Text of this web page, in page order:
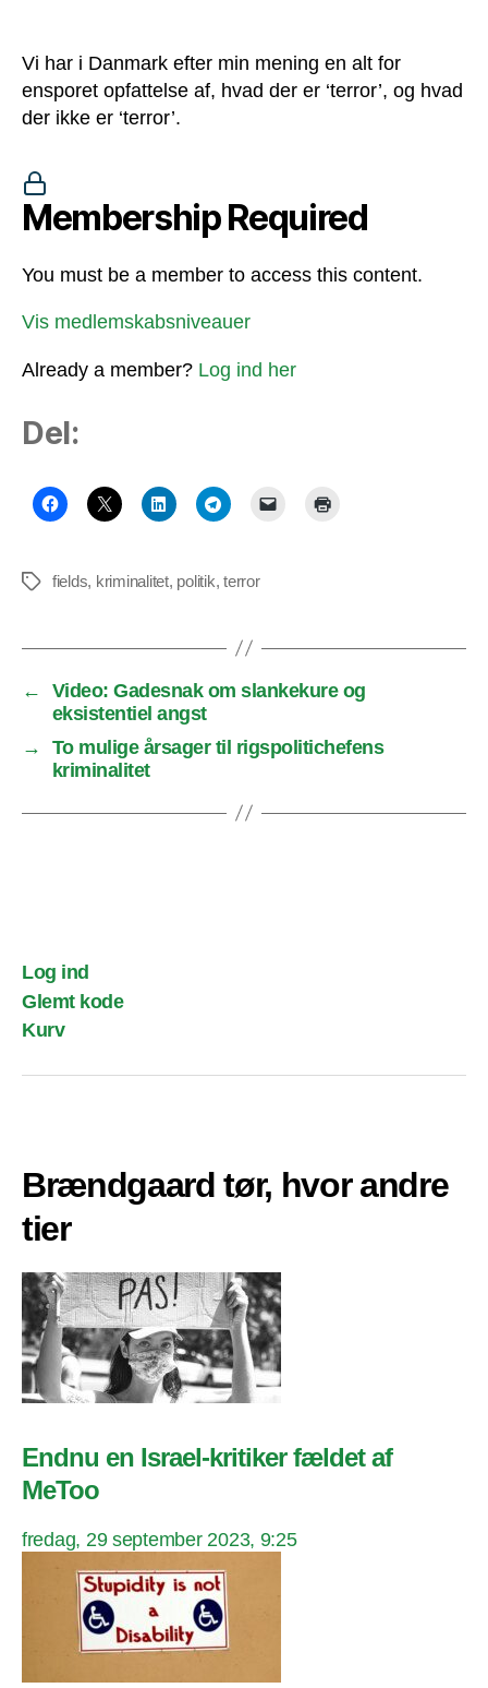
Vi har i Danmark efter min mening en alt for
ensporet opfattelse af, hvad der er ‘terror’, og hvad
der ikke er ‘terror’.
Membership Required
You must be a member to access this content.
Vis medlemskabsniveauer
Already a member? Log ind her
Del:
Tagsfields, kriminalitet, politik,terror
←
Video: Gadesnak om slankekure og
eksistentiel angst
→
To mulige årsager til rigspolitichefens
kriminalitet
Log ind
Glemt kode
Kurv
Brændgaard tør, hvor andre
tier
Endnu en Israel-kritiker fældet af
MeToo
fredag, 29 september 2023, 9:25